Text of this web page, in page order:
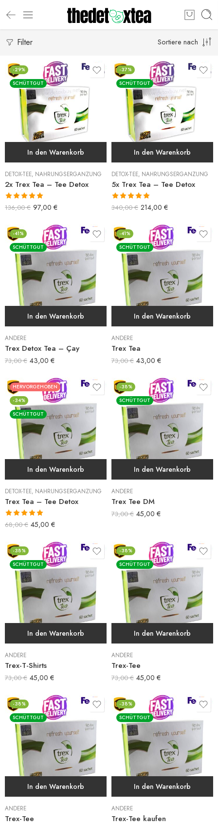
Filter Sortiere nach
-29%
SCHÜTTGUT
In den Warenkorb
DETOX-TEE, NAHRUNGSERGÄNZUNG
2x Trex Tea – Tee Detox
Bewertet mit
136,00€ 97,00 €
-37%
SCHÜTTGUT
In den Warenkorb
DETOX-TEE, NAHRUNGSERGÄNZUNG
5x Trex Tea – Tee Detox
Bewertet mit
340,00€ 214,00 €
-41%
SCHÜTTGUT
In den Warenkorb
ANDERE
Trex Detox Tea – Çay
73,00€ 43,00 €
-41%
SCHÜTTGUT
In den Warenkorb
ANDERE
Trex Tea
73,00€ 43,00 €
HERVORGEHOBEN
-34%
SCHÜTTGUT
In den Warenkorb
DETOX-TEE, NAHRUNGSERGÄNZUNG
Trex Tea – Tee Detox
Bewertet mit
68,00€ 45,00 €
-38%
SCHÜTTGUT
In den Warenkorb
ANDERE
Trex Tee DM
73,00€ 45,00 €
-38%
SCHÜTTGUT
In den Warenkorb
ANDERE
Trex-T-Shirts
73,00€ 45,00 €
-38%
SCHÜTTGUT
In den Warenkorb
ANDERE
Trex-Tee
73,00€ 45,00 €
-38%
SCHÜTTGUT
In den Warenkorb
ANDERE
Trex-Tee
-38%
SCHÜTTGUT
In den Warenkorb
ANDERE
Trex-Tee kaufen